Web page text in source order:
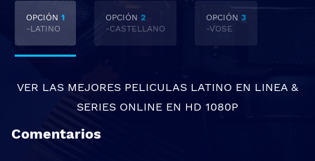
OPCIÓN 1
-LATINO
OPCIÓN 2
-CASTELLANO
OPCIÓN 3
-VOSE
VER LAS MEJORES PELICULAS LATINO EN LINEA &
SERIES ONLINE EN HD 1080P
Comentarios